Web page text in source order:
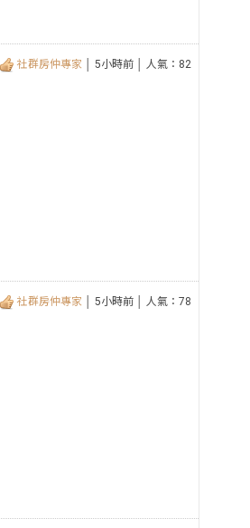
社群房仲專家 │ 5小時前 │ 人氣：82
社群房仲專家 │ 5小時前 │ 人氣：78